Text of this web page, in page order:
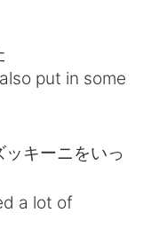
put in some
キーニをいっ
a lot of